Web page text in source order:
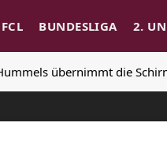
BUNDESLIGA 2.
übernimmt die